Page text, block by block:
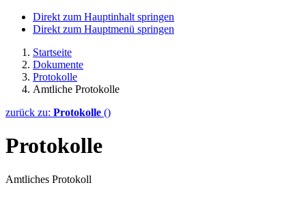
Direkt zum Hauptinhalt springen
Direkt zum Hauptmenü springen
Startseite
Dokumente
Protokolle
Amtliche Protokolle
zurück zu: Protokolle ()
Protokolle
Amtliches Protokoll